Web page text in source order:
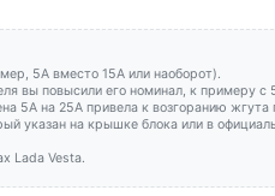
5А вместо 15А или наоборот).
вы повысили его номинал, к примеру
5А на 25А привела к возгоранию жгута
указан на крышке блока или в
Lada Vesta.